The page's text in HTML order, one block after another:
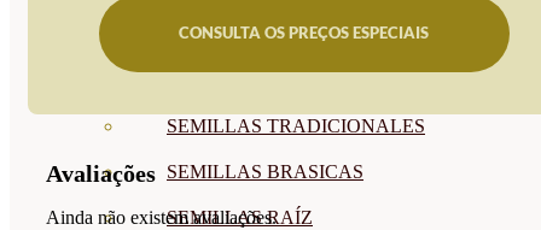
SEMILLAS FLORES
SEMILLAS TRADICIONALES
SEMILLAS BRASICAS
SEMILLAS RAÍZ
CONSULTA OS PREÇOS ESPECIAIS
Avaliações
Ainda não existem avaliações.